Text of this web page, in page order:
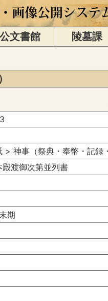
文書館 陵墓課
> 神事（祭典・奉幣・記録
殿渡御次第並列書
期